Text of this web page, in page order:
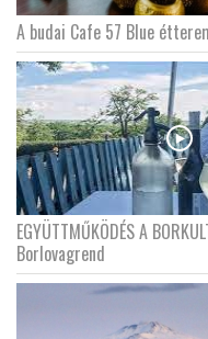
A budai Cafe 57 Blue
EGYÜTTMŰKÖDÉS A
Borlovagrend